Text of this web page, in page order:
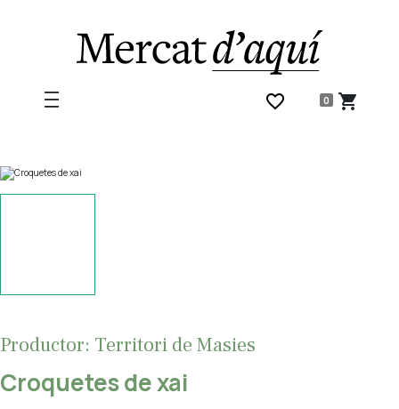
favorite_border 0 shopping_cart
Productor: Territori de Masies
Croquetes de xai